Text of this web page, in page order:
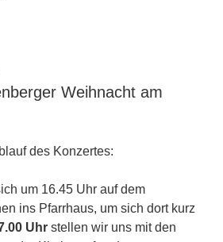
Weihnacht am
des Konzertes:
um 16.45 Uhr auf dem
ins Pfarrhaus, um sich dort kurz
Uhr stellen wir uns mit den